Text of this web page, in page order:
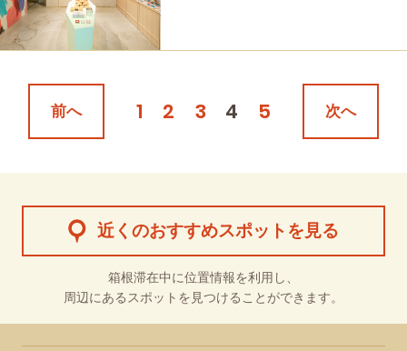
前へ 1 2 3 4 5 次へ
近くのおすすめスポットを見る
箱根滞在中に位置情報を利用し、
周辺にあるスポットを見つけることができます。